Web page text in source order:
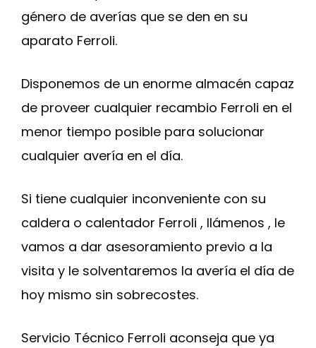
género de averías que se den en su
aparato Ferroli.
Disponemos de un enorme almacén capaz
de proveer cualquier recambio Ferroli en el
menor tiempo posible para solucionar
cualquier avería en el día.
Si tiene cualquier inconveniente con su
caldera o calentador Ferroli , llámenos , le
vamos a dar asesoramiento previo a la
visita y le solventaremos la avería el día de
hoy mismo sin sobrecostes.
Servicio Técnico Ferroli aconseja que ya